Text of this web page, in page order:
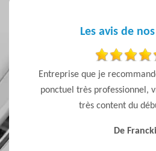
Les avis de
Entreprise que je
ponctuel très professionnel,
très content du
De Francki